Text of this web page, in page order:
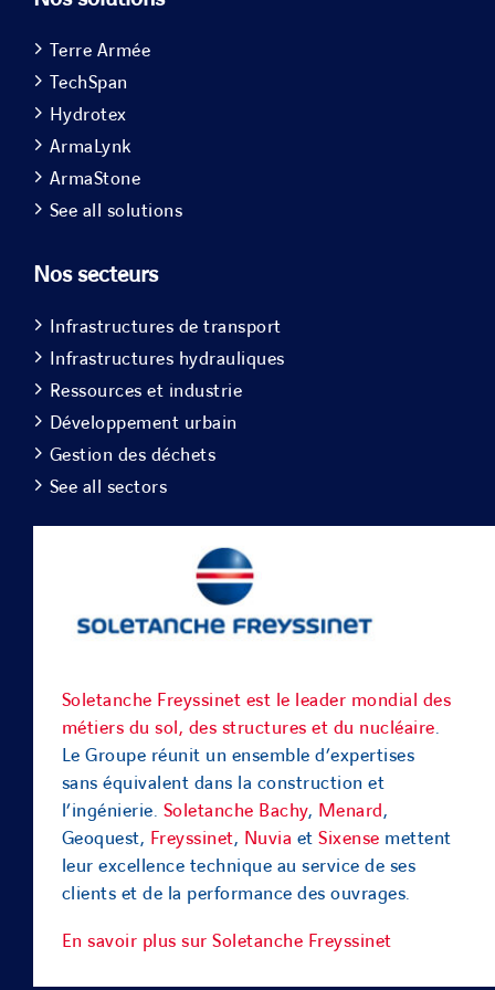
Terre Armée
TechSpan
Hydrotex
ArmaLynk
ArmaStone
See all solutions
Nos secteurs
Infrastructures de transport
Infrastructures hydrauliques
Ressources et industrie
Développement urbain
Gestion des déchets
See all sectors
Soletanche Freyssinet est le leader mondial des
métiers du sol, des structures et du nucléaire.
Le Groupe réunit un ensemble d’expertises
sans équivalent dans la construction et
l’ingénierie. Soletanche Bachy, Menard,
Geoquest, Freyssinet, Nuvia etSixense mettent
leur excellence technique au service de ses
clients et de la performance des ouvrages.
En savoir plus sur Soletanche Freyssinet